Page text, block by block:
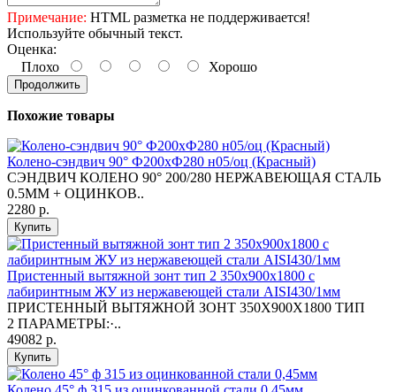
Примечание: HTML разметка не поддерживается!
Используйте обычный текст.
Оценка:
Плохо
Хорошо
Продолжить
Похожие товары
Колено-сэндвич 90° Ф200хФ280 н05/оц (Красный)
СЭНДВИЧ КОЛЕНО 90° 200/280 НЕРЖАВЕЮЩАЯ СТАЛЬ
0.5ММ + ОЦИНКОВ..
2280 р.
Купить
Пристенный вытяжной зонт тип 2 350х900х1800 с
лабиринтным ЖУ из нержавеющей стали AISI430/1мм
ПРИСТЕННЫЙ ВЫТЯЖНОЙ ЗОНТ 350X900Х1800 ТИП
2 ПАРАМЕТРЫ:·..
49082 р.
Купить